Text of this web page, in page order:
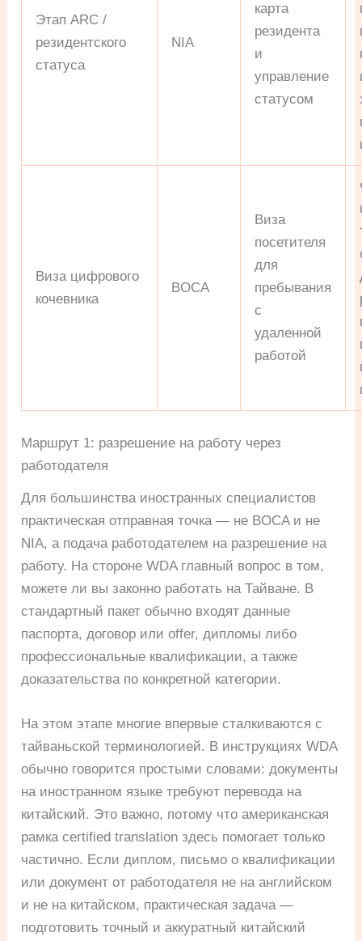
Этап ARC /
резидентского
статуса
NIA
карта
резидента
и
управление
статусом
Виза цифрового
кочевника
BOCA
Виза
посетителя
для
пребывания
с
удаленной
работой
Маршрут 1: разрешение на работу через
работодателя
Для большинства иностранных специалистов
практическая отправная точка — не BOCA и не
NIA, а подача работодателем на разрешение на
работу. На стороне WDA главный вопрос в том,
можете ли вы законно работать на Тайване. В
стандартный пакет обычно входят данные
паспорта, договор или offer, дипломы либо
профессиональные квалификации, а также
доказательства по конкретной категории.
На этом этапе многие впервые сталкиваются с
тайваньской терминологией. В инструкциях WDA
обычно говорится простыми словами: документы
на иностранном языке требуют перевода на
китайский. Это важно, потому что американская
рамка certified translation здесь помогает только
частично. Если диплом, письмо о квалификации
или документ от работодателя не на английском
и не на китайском, практическая задача —
подготовить точный и аккуратный китайский